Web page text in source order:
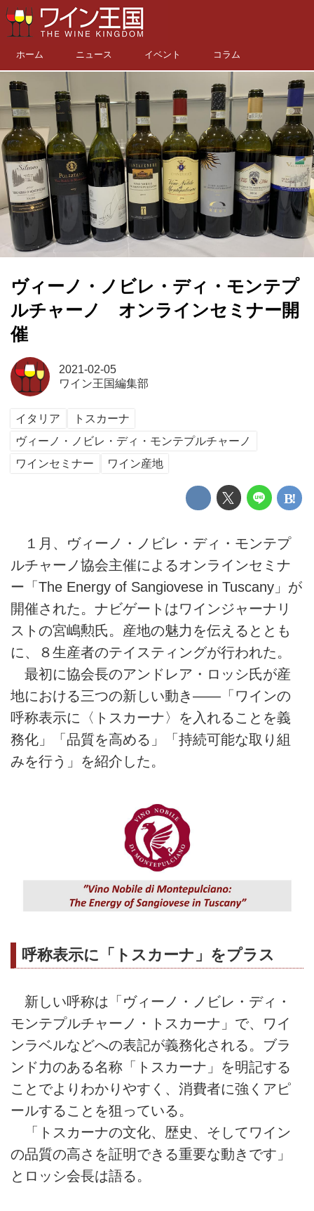
ホーム ニュース イベント コラム
ヴィーノ・ノビレ・ディ・モンテプ
ルチャーノ オンラインセミナー開
催
2021-02-05
ワイン王国編集部
イタリア
トスカーナ
ヴィーノ・ノビレ・ディ・モンテプルチャーノ
ワインセミナー
ワイン産地
１月、ヴィーノ・ノビレ・ディ・モンテプ
ルチャーノ協会主催によるオンラインセミナ
ー「The Energy of Sangiovese in Tuscany」が
開催された。ナビゲートはワインジャーナリ
ストの宮嶋勲氏。産地の魅力を伝えるととも
に、８生産者のテイスティングが行われた。
最初に協会長のアンドレア・ロッシ氏が産
地における三つの新しい動き――「ワインの
呼称表示に〈トスカーナ〉を入れることを義
務化」「品質を高める」「持続可能な取り組
みを行う」を紹介した。
呼称表示に「トスカーナ」をプラス
新しい呼称は「ヴィーノ・ノビレ・ディ・
モンテプルチャーノ・トスカーナ」で、ワイ
ンラベルなどへの表記が義務化される。ブラ
ンド力のある名称「トスカーナ」を明記する
ことでよりわかりやすく、消費者に強くアピ
ールすることを狙っている。
「トスカーナの文化、歴史、そしてワイン
の品質の高さを証明できる重要な動きです」
とロッシ会長は語る。